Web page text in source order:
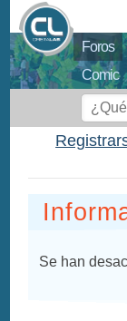
Foros
Comic
Se han